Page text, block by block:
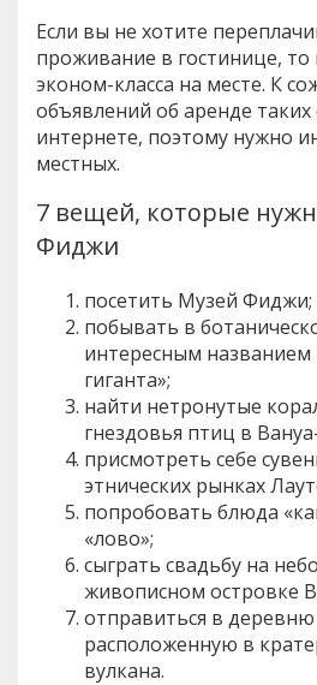
Если вы не хотите
проживание в гостинице,
эконом-класса на месте. К
объявлений об аренде таких
интернете, поэтому нужно
местных.
7 вещей, которые
Фиджи
посетить Музей Фиджи;
побывать в
интересным названием
гиганта»;
найти нетронутые
гнездовья птиц в
присмотреть себе
этнических рынках
попробовать блюда
«лово»;
сыграть свадьбу на
живописном островке
отправиться в
расположенную в
вулкана.